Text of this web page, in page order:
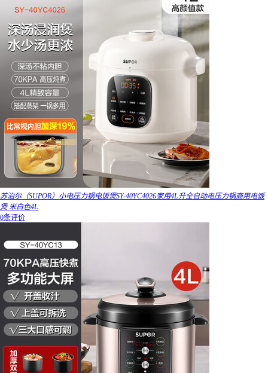
苏泊尔（SUPOR）小电压力锅电饭煲SY-40YC4026家用4L升全自动电压力锅商用电饭
煲 米白色4L
0条评价